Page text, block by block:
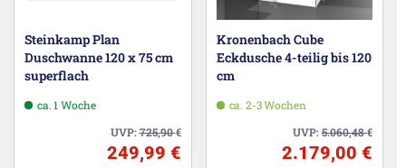
Steinkamp Plan
Duschwanne 120 x 75 cm
superflach
ca. 1 Woche
UVP:725,90€
249,99 €
Kronenbach Cube
Eckdusche 4-teilig bis 120
cm
ca. 2-3 Wochen
UVP:5.060,48€
2.179,00 €